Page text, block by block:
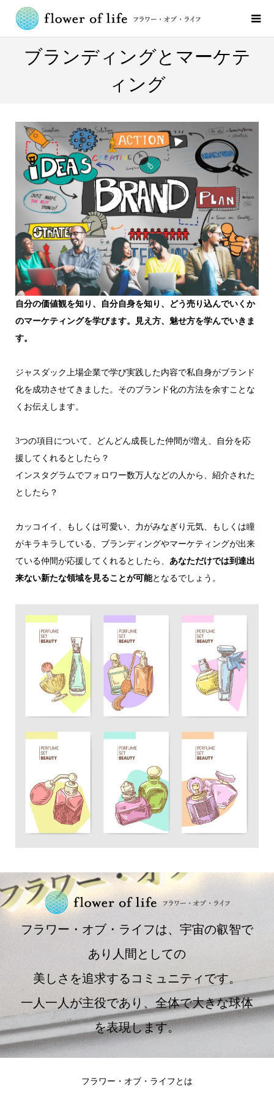
ブランディングとマーケテ
ィング
自分の価値観を知り、自分自身を知り、どう売り込んでいくか
のマーケティングを学びます。見え方、魅せ方を学んでいきま
す。
ジャスダック上場企業で学び実践した内容で私自身がブランド
化を成功させてきました。そのブランド化の方法を余すことな
くお伝えします。
3つの項目について、どんどん成長した仲間が増え、自分を応
援してくれるとしたら？
インスタグラムでフォロワー数万人などの人から、紹介された
としたら？
カッコイイ、もしくは可愛い、力がみなぎり元気、もしくは瞳
がキラキラしている、ブランディングやマーケティングが出来
ている仲間が応援してくれるとしたら、 あなただけでは到達出
来ない新たな領域を見ることが可能となるでしょう。
フラワー・オブ・ライフは、宇宙の叡智で
あり人間としての
美しさを追求するコミュニティです。
一人一人が主役であり、全体で大きな球体
を表現します。
フラワー・オブ・ライフとは